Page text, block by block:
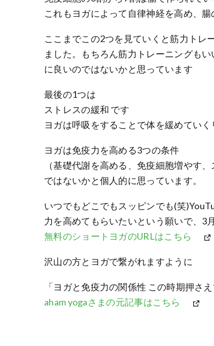
これもヨガによって自律神経を高め、
ここまでこの2つを見ていくと筋力トレ
ました。もちろん筋力トレーニングも
に良いのではないかと思っています
最後の1つは
ストレスの緩和 です
ヨガは呼吸をすることで体を緩めてい
ヨガは免疫力を高める3つの条件
（基礎代謝を高める、免疫細胞増やす
ではないかと個人的に思っています。
いつでもどこでもスッピンでも(笑
力を高めてもらいたいという願いで、3
無料のショートヨガのURLはこちら
沢山の方とヨガで繋がれますように
「ヨガと免疫力の関係性 この時期押さ
aham yogaさまの元記事はこちら